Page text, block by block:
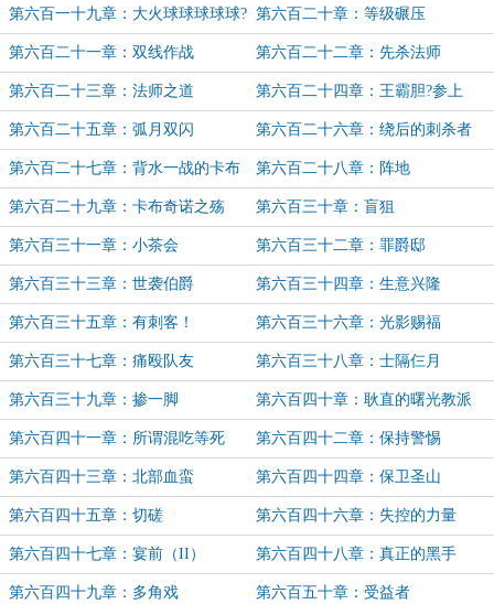
第六百一十九章：大火球球球球球?
改
第六百二十章：等级碾压
第六百二十一章：双线作战 第六百二十二章：先杀法师
第六百二十三章：法师之道 第六百二十四章：王霸胆?参上
第六百二十五章：弧月双闪 第六百二十六章：绕后的刺杀者
第六百二十七章：背水一战的卡布
奇诺
第六百二十八章：阵地
第六百二十九章：卡布奇诺之殇 第六百三十章：盲狙
第六百三十一章：小茶会 第六百三十二章：罪爵邸
第六百三十三章：世袭伯爵 第六百三十四章：生意兴隆
第六百三十五章：有刺客！ 第六百三十六章：光影赐福
第六百三十七章：痛殴队友 第六百三十八章：士隔仨月
第六百三十九章：掺一脚 第六百四十章：耿直的曙光教派
第六百四十一章：所谓混吃等死 第六百四十二章：保持警惕
第六百四十三章：北部血蛮 第六百四十四章：保卫圣山
第六百四十五章：切磋 第六百四十六章：失控的力量
第六百四十七章：宴前（II） 第六百四十八章：真正的黑手
第六百四十九章：多角戏 第六百五十章：受益者